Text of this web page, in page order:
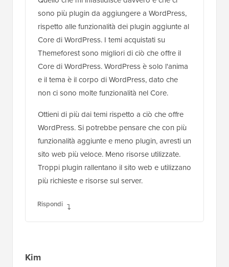
sono più plugin da aggiungere a WordPress,
rispetto alle funzionalità dei plugin aggiunte al
Core di WordPress. I temi acquistati su
Themeforest sono migliori di ciò che offre il
Core di WordPress. WordPress è solo l'anima
e il tema è il corpo di WordPress, dato che
non ci sono molte funzionalità nel Core.
Ottieni di più dai temi rispetto a ciò che offre
WordPress. Si potrebbe pensare che con più
funzionalità aggiunte e meno plugin, avresti un
sito web più veloce. Meno risorse utilizzate.
Troppi plugin rallentano il sito web e utilizzano
più richieste e risorse sul server.
Rispondi
Kim